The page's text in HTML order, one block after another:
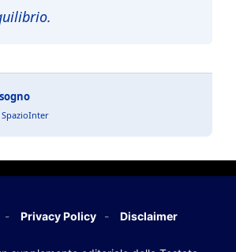
SpazioInter
Privacy Policy Disclaimer